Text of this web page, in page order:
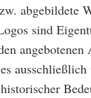
abgebildete
sind